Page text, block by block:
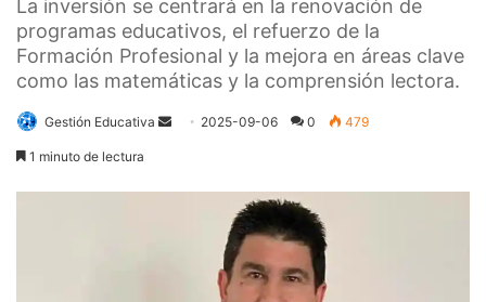
La inversión se centrará en la renovación de
programas educativos, el refuerzo de la
Formación Profesional y la mejora en áreas clave
como las matemáticas y la comprensión lectora.
Gestión Educativa
Send 2025-09-06 0 479
1 minuto de lectura